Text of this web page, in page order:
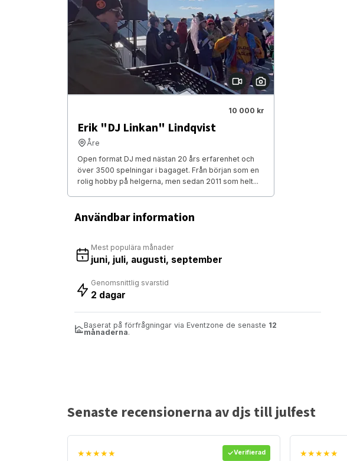
10 000 kr
Erik "DJ Linkan" Lindqvist
Åre
Open format DJ med nästan 20 års erfarenhet och
över 3500 spelningar i bagaget. Från början som en
rolig hobby på helgerna, men sedan 2011 som helt...
Användbar information
Mest populära månader
juni, juli, augusti, september
Genomsnittlig svarstid
2 dagar
Baserat på förfrågningar via Eventzone de senaste 12
månaderna.
Senaste recensionerna av djs till julfest
★★★★★ Verifierad ★★★★★